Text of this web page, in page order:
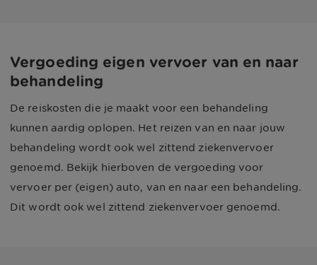
Vergoeding eigen vervoer van en naar
behandeling
De reiskosten die je maakt voor een behandeling
kunnen aardig oplopen. Het reizen van en naar jouw
behandeling wordt ook wel zittend ziekenvervoer
genoemd. Bekijk hierboven de vergoeding voor
vervoer per (eigen) auto, van en naar een behandeling.
Dit wordt ook wel zittend ziekenvervoer genoemd.